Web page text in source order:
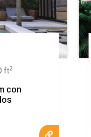
ft2
con